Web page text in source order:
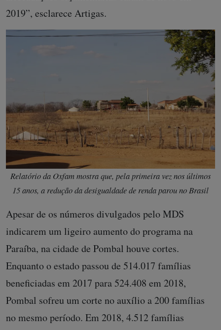
2019”, esclarece Artigas.
Relatório da Oxfam mostra que, pela primeira vez nos últimos
15 anos, a redução da desigualdade de renda parou no Brasil
Apesar de os números divulgados pelo MDS
indicarem um ligeiro aumento do programa na
Paraíba, na cidade de Pombal houve cortes.
Enquanto o estado passou de 514.017 famílias
beneficiadas em 2017 para 524.408 em 2018,
Pombal sofreu um corte no auxílio a 200 famílias
no mesmo período. Em 2018, 4.512 famílias